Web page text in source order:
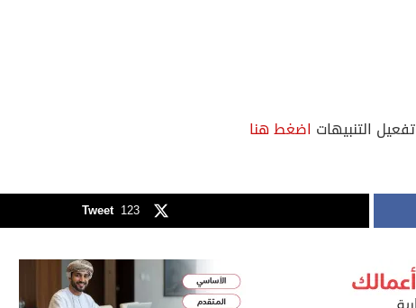
التنبيهات اضغط هنا
Tweet 123